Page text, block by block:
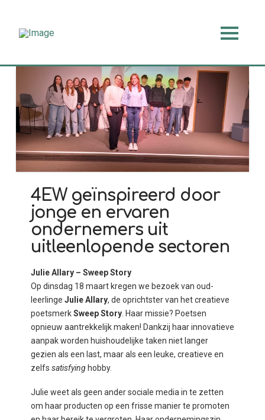
4EW geïnspireerd door
jonge en ervaren
ondernemers uit
uitleenlopende sectoren
Julie Allary – Sweep Story
Op dinsdag 18 maart kregen we bezoek van oud-
leerlinge Julie Allary, de oprichtster van het creatieve
poetsmerkSweep Story. Haar missie? Poetsen
opnieuw aantrekkelijk maken! Dankzij haar innovatieve
aanpak worden huishoudelijke taken niet langer
gezien als een last, maar als een leuke, creatieve en
zelfs satisfyinghobby.
Julie weet als geen ander sociale media in te zetten
om haar producten op een frisse manier te promoten